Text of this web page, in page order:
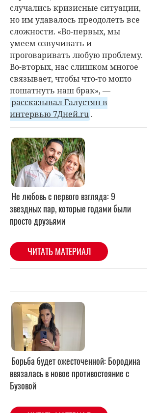
случались кризисные ситуации,
но им удавалось преодолеть все
сложности. «Во-первых, мы
умеем озвучивать и
проговаривать любую проблему.
Во-вторых, нас слишком многое
связывает, чтобы что-то могло
пошатнуть наш брак», —
рассказывал Галустян в
интервью 7Дней.ru.
Борьба будет ожесточенной: Бородина
ввязалась в новое противостояние с
Бузовой